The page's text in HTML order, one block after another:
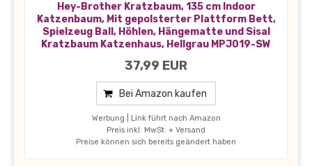
Hey-Brother Kratzbaum, 135 cm Indoor
Katzenbaum, Mit gepolsterter Plattform Bett,
Spielzeug Ball, Höhlen, Hängematte und Sisal
Kratzbaum Katzenhaus, Hellgrau MPJ019-SW
37,99 EUR
Bei Amazon kaufen
Werbung | Link führt nach Amazon
Preis inkl. MwSt. + Versand
Preise können sich bereits geändert haben